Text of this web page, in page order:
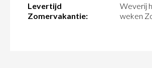
Levertijd
Zomervakantie:
Weverij
weken